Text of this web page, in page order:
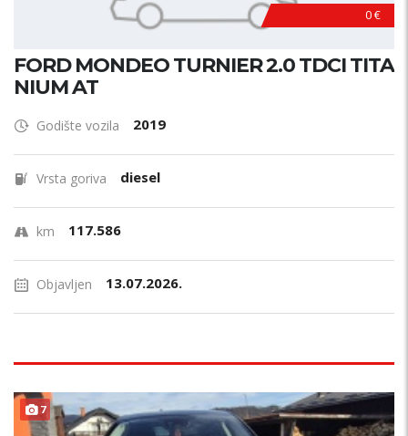
0 €
FORD MONDEO TURNIER 2.0 TDCI TITA
NIUM AT
Godište vozila 2019
Vrsta goriva diesel
km 117.586
Objavljen 13.07.2026.
7